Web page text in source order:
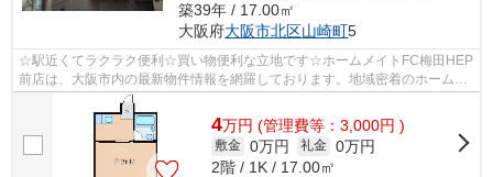
築39年 / 17.00㎡
大阪府大阪市北区山崎町5
☆駅近くてラクラク便利☆買い物便利な立地です☆ホームメイトFC梅田HEP
前店は、大阪市内の最新物件情報を網羅しております。地域密着のホームメ
イトFC梅田HEP前店だからできるお部屋探し...
4万円 (管理費等：3,000円 )
敷金 0万円 礼金 0万円
2階 / 1K / 17.00㎡